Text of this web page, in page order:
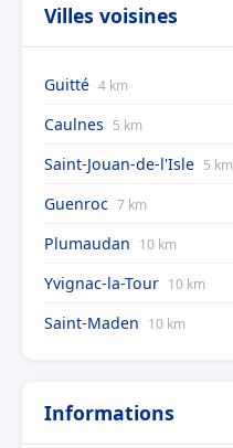
Villes voisines
Guitté 4 km
Caulnes 5 km
Saint-Jouan-de-l'Isle 5 km
Guenroc 7 km
Plumaudan 10 km
Yvignac-la-Tour 10 km
Saint-Maden 10 km
Informations